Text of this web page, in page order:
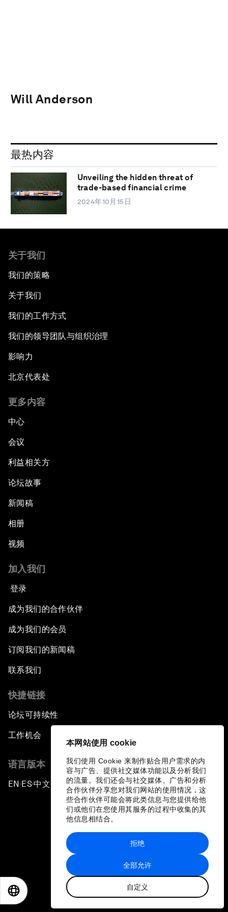
本网站使用 cookie
我们使用 Cookie 来制作贴合用户需求的内
容与广告、提供社交媒体功能以及分析我们
的流量。我们还会与社交媒体、广告和分析
合作伙伴分享您对我们网站的使用情况，这
些合作伙伴可能会将此类信息与您提供给他
们或他们在您使用其服务的过程中收集的其
他信息相结合。
全部允许
自定义
拒绝
Will Anderson
最热内容
Unveiling the hidden threat of
trade-based financial crime
2024年10月15日
关于我们
我们的策略
关于我们
我们的工作方式
我们的领导团队与组织治理
影响力
北京代表处
更多内容
中心
会议
利益相关方
论坛故事
新闻稿
相册
视频
加入我们
登录
成为我们的合作伙伴
成为我们的会员
订阅我们的新闻稿
联系我们
快捷链接
论坛可持续性
工作机会
语言版本
EN ▪ES▪中文▪ 日本語
站点地图
世界经济论坛